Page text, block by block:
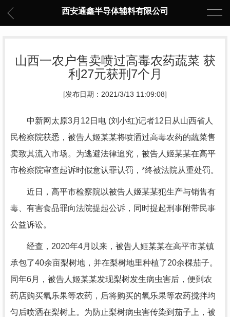
西安通鑫半导体辅料有限公司
山西一农户售卖喷过高毒农药蔬菜 获
利27元获刑7个月
[发布日期：2021/3/13 11:09:08]
中新网太原3月12日电 (刘小红)记者12日从山西省人
民检察院获悉，被告人姬某某将喷洒过高毒农药的蔬菜售
卖致其流入市场。为逃避法律追究，被告人姬某某在高平
市检察院审查起诉时假意认罪认罚，*终被法院从重处罚。
近日，高平市检察院以被告人姬某某犯生产与销售有
毒、有害食品罪向法院提起公诉，同时提起刑事附带民事
公益诉讼。
经查，2020年4月以来，被告人姬某某在高平市某镇
承包了40余亩梨树地，并在梨树地里种植了20余棵茄子。
同年6月，被告人姬某某发现梨树发生病虫害后，便到农
药店购买氧乐果等农药，后将购买的氧乐果等农药搅拌均
匀后喷洒在梨树上。为防止梨树病虫害传染到茄子上，被